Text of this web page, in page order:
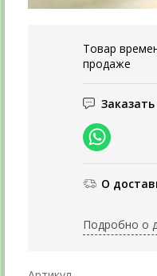
Товар
продаже
Заказать
О
Подробно о